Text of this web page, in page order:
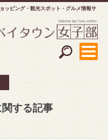
ッピング
観光スポット・グルメ情報サ
する記事